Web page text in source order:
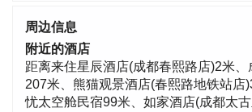
周边信息
附近的酒店
距离来住星辰酒店(成都春熙路店)2米、
207米、熊猫观景酒店(春熙路地铁站店
忧太空舱民宿99米、如家酒店(成都太